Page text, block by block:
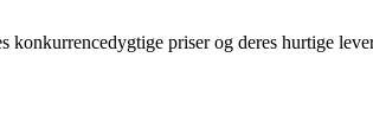
konkurrencedygtige priser og deres hurtige